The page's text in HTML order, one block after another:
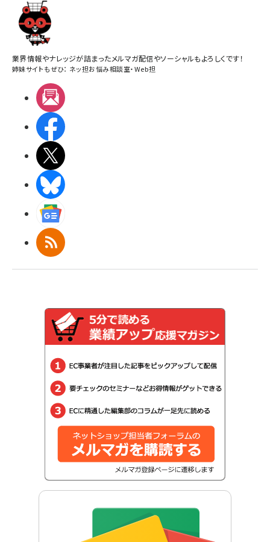
業界情報やナレッジが詰まったメルマガ配信やソーシャルもよろしくです！
姉妹サイトもぜひ： ネッ担お悩み相談室・Web担
RSS